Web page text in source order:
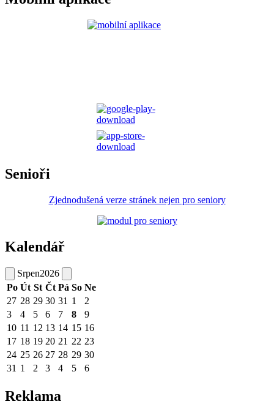
Senioři
Zjednodušená verze stránek nejen pro seniory
Kalendář
Srpen2026
Po Út St Čt Pá So Ne
27 28 29 30 31 1
2
3
4 5 6 7 8
9
10 11 12 13 14 15 16
17 18 19 20 21 22 23
24 25 26 27 28 29 30
31 1 2 3 4 5 6
Reklama